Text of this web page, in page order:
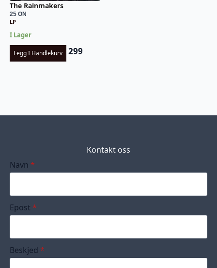
The Rainmakers
25 ON
LP
I Lager
Legg I Handlekurv 299
Kontakt oss
Navn *
Epost *
Beskjed *